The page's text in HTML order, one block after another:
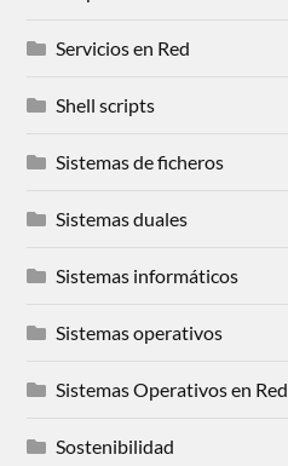
Servicios en Red
Shell scripts
Sistemas de ficheros
Sistemas duales
Sistemas informáticos
Sistemas operativos
Sistemas Operativos en Red
Sostenibilidad